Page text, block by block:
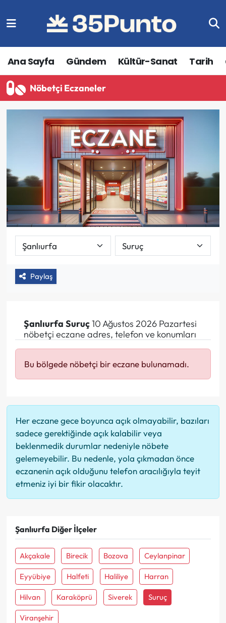
Ana Sayfa Gündem Kültür-Sanat Tarih
Nöbetçi Eczaneler
Paylaş
Şanlıurfa Suruç10 Ağustos 2026 Pazartesi
nöbetçi eczane adres, telefon ve konumları
Bu bölgede nöbetçi bir eczane bulunamadı.
Her eczane gece boyunca açık olmayabilir, bazıları
sadece gerektiğinde açık kalabilir veya
beklenmedik durumlar nedeniyle nöbete
gelemeyebilir. Bu nedenle, yola çıkmadan önce
eczanenin açık olduğunu telefon aracılığıyla teyit
etmeniz iyi bir fikir olacaktır.
Şanlıurfa Diğer İlçeler
Akçakale Birecik Bozova Ceylanpinar
Eyyübiye Halfeti Haliliye Harran
Hilvan Karaköprü Siverek Suruç
Viranşehir